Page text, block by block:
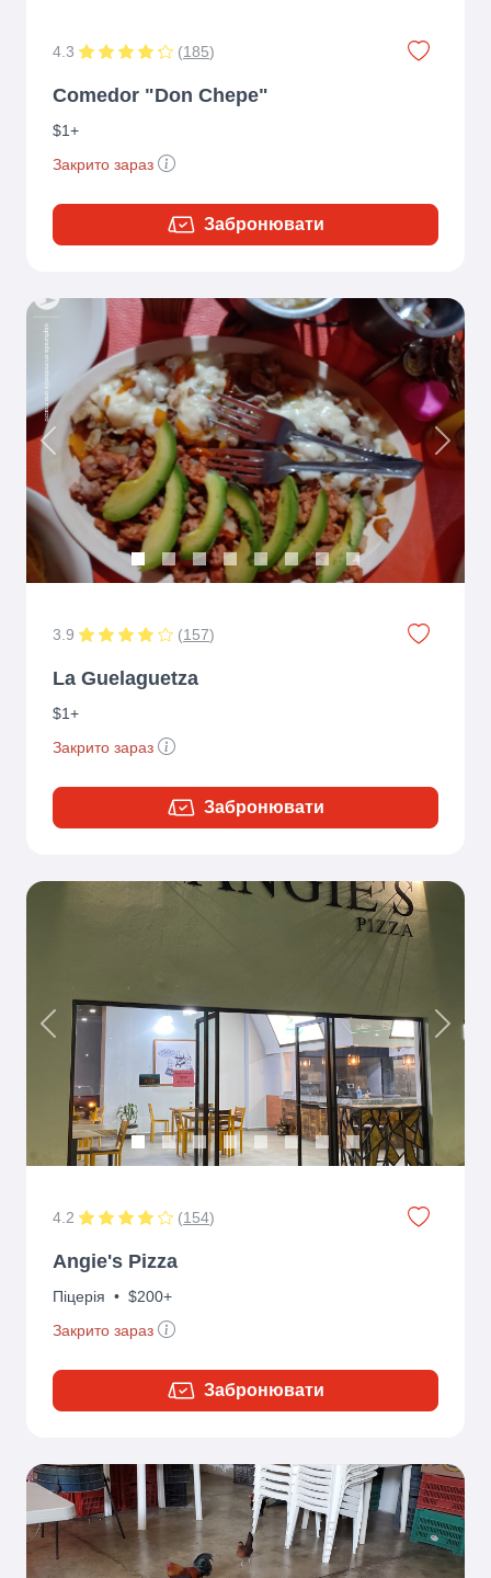
4.3 (185)
Comedor "Don Chepe"
$1+
Закрито зараз
Забронювати
Previous Next
3.9 (157)
La Guelaguetza
$1+
Закрито зараз
Забронювати
Previous Next
4.2 (154)
Angie's Pizza
Піцерія • $200+
Закрито зараз
Забронювати